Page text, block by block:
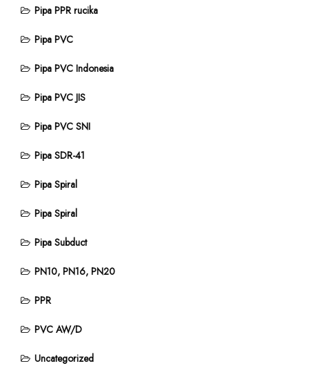
Pipa PPR rucika
Pipa PVC
Pipa PVC Indonesia
Pipa PVC JIS
Pipa PVC SNI
Pipa SDR-41
Pipa Spiral
Pipa Spiral
Pipa Subduct
PN10, PN16, PN20
PPR
PVC AW/D
Uncategorized